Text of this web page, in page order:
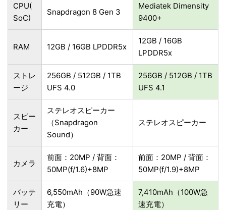
CPU(
SoC)
Snapdragon 8 Gen 3
Mediatek Dimensity
9400+
RAM 12GB / 16GB LPDDR5x
12GB / 16GB
LPDDR5x
ストレ
ージ
256GB / 512GB / 1TB
UFS 4.0
256GB / 512GB / 1TB
UFS 4.1
スピー
カー
ステレオスピーカー
（Snapdragon
Sound）
ステレオスピーカー
カメラ
前面：20MP / 背面：
50MP(f/1.6)+8MP
前面：20MP / 背面：
50MP(f/1.9)+8MP
バッテ
リー
6,550mAh（90W急速
充電）
7,410mAh（100W急
速充電）